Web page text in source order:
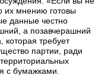
их мнению готовы
данные честно
а позавчерашний
которая требует
партии, ради
с бумажками.